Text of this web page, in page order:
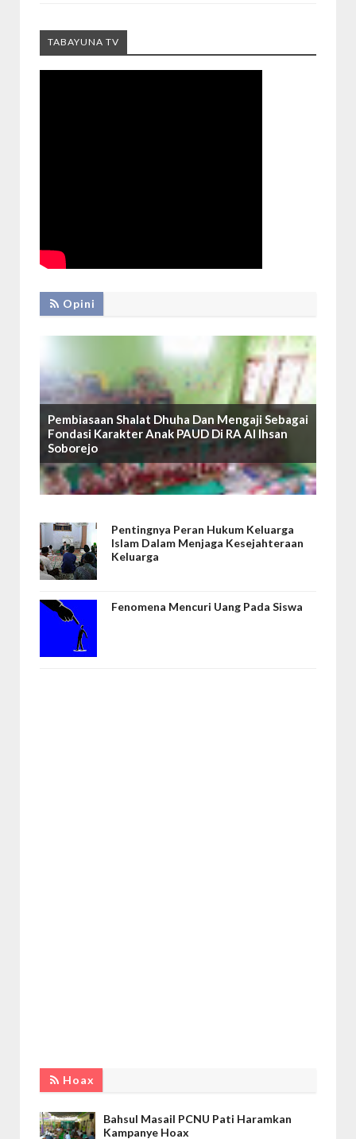
TABAYUNA TV
Opini
Pembiasaan Shalat Dhuha Dan Mengaji Sebagai
Fondasi Karakter Anak PAUD Di RA Al Ihsan
Soborejo
Pentingnya Peran Hukum Keluarga
Islam Dalam Menjaga Kesejahteraan
Keluarga
Fenomena Mencuri Uang Pada Siswa
Hoax
Bahsul Masail PCNU Pati Haramkan
Kampanye Hoax